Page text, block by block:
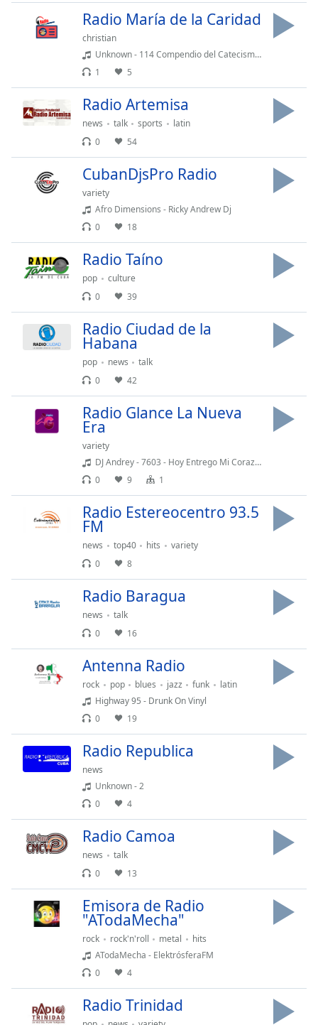
Background
Opacity
Area
Background
Font
Radio María de la Caridad
christian
Unknown - 114 Compendio del Catecismo de la Iglesia Católica Cómo se comportó
1
5
Radio Artemisa
news talk sports
latin
0
54
CubanDjsPro Radio
variety
Afro Dimensions - Ricky Andrew Dj
0
18
Radio Taíno
pop
culture
0
39
Radio Ciudad de la
Habana
pop news
talk
0
42
Radio Glance La Nueva
Era
variety
DJ Andrey - 7603 - Hoy Entrego Mi Corazón
0
9 1
Radio Estereocentro 93.5
FM
news top40 hits
variety
0
8
Radio Baragua
news
talk
0
16
Antenna Radio
rock pop blues jazz funk
latin
Highway 95 - Drunk On Vinyl
0
19
Radio Republica
news
Unknown - 2
0
4
Radio Camoa
news
talk
0
13
Emisora de Radio
"ATodaMecha"
rock rock'n'roll metal
hits
ATodaMecha - ElektrósferaFM
0
4
Radio Trinidad